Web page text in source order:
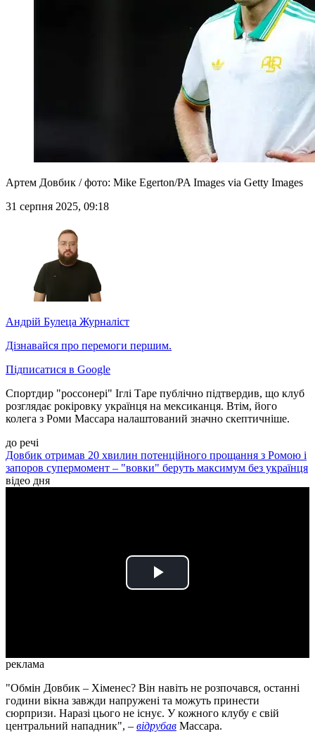
Артем Довбик / фото: Mike Egerton/PA Images via Getty Images
31 серпня 2025, 09:18
Андрій Булеца Журналіст
Дізнавайся про перемоги першим.
Підписатися в Google
Спортдир "россонері" Іглі Таре публічно підтвердив, що клуб
розглядає рокіровку українця на мексиканця. Втім, його
колега з Роми Массара налаштований значно скептичніше.
до речі
Довбик отримав 20 хвилин потенційного прощання з Ромою і
запоров супермомент – "вовки" беруть максимум без українця
відео дня
Play
реклама
"Обмін Довбик – Хіменес? Він навіть не розпочався, останні
години вікна завжди напружені та можуть принести
сюрпризи. Наразі цього не існує. У кожного клубу є свій
центральний нападник", – відрубав Массара.